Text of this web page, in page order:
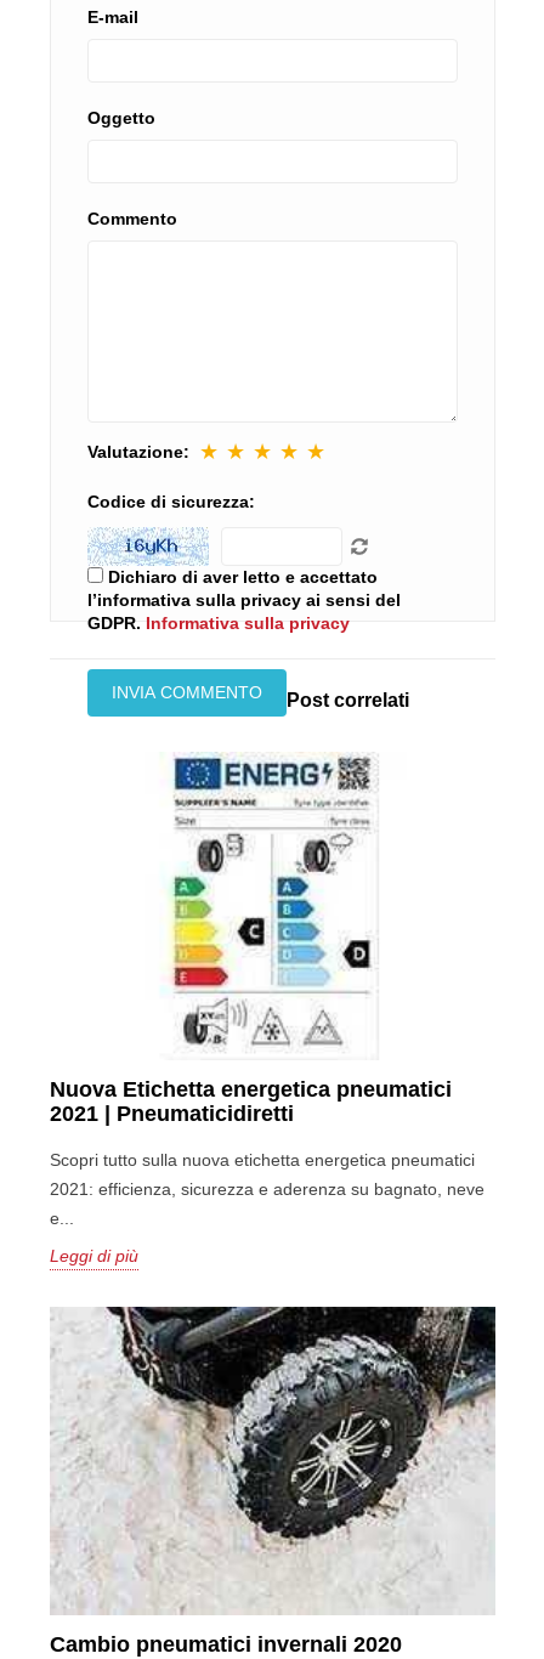
E-mail
Oggetto
Commento
Valutazione: ★ ★ ★ ★ ★
Codice di sicurezza:
Dichiaro di aver letto e accettato
l’informativa sulla privacy ai sensi del
GDPR. Informativa sulla privacy
Post correlati
Nuova Etichetta energetica pneumatici
2021 | Pneumaticidiretti
Scopri tutto sulla nuova etichetta energetica pneumatici
2021: efficienza, sicurezza e aderenza su bagnato, neve
e...
Leggi di più
Cambio pneumatici invernali 2020